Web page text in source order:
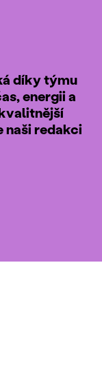
díky týmu
energii a
naši redakci